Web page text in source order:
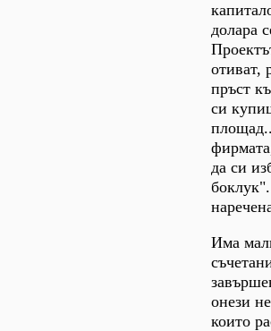
долара
отиват,
пръст
си
да си
Има
онези
които